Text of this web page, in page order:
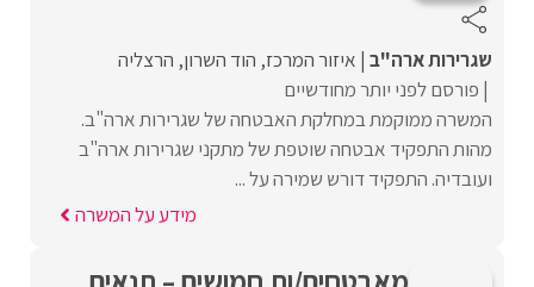
שגרירות ארה"ב איזור המרכז הוד השרון הרצליה
פורסם לפני יותר מחודשיים
המשרה ממוקמת במחלקת האבטחה של שגרירות ארה"ב.
מהות התפקיד אבטחה שוטפת של מתקני שגרירות ארה"ב
ועובדיה. התפקיד דורש שמירה על ...
מידע על המשרה